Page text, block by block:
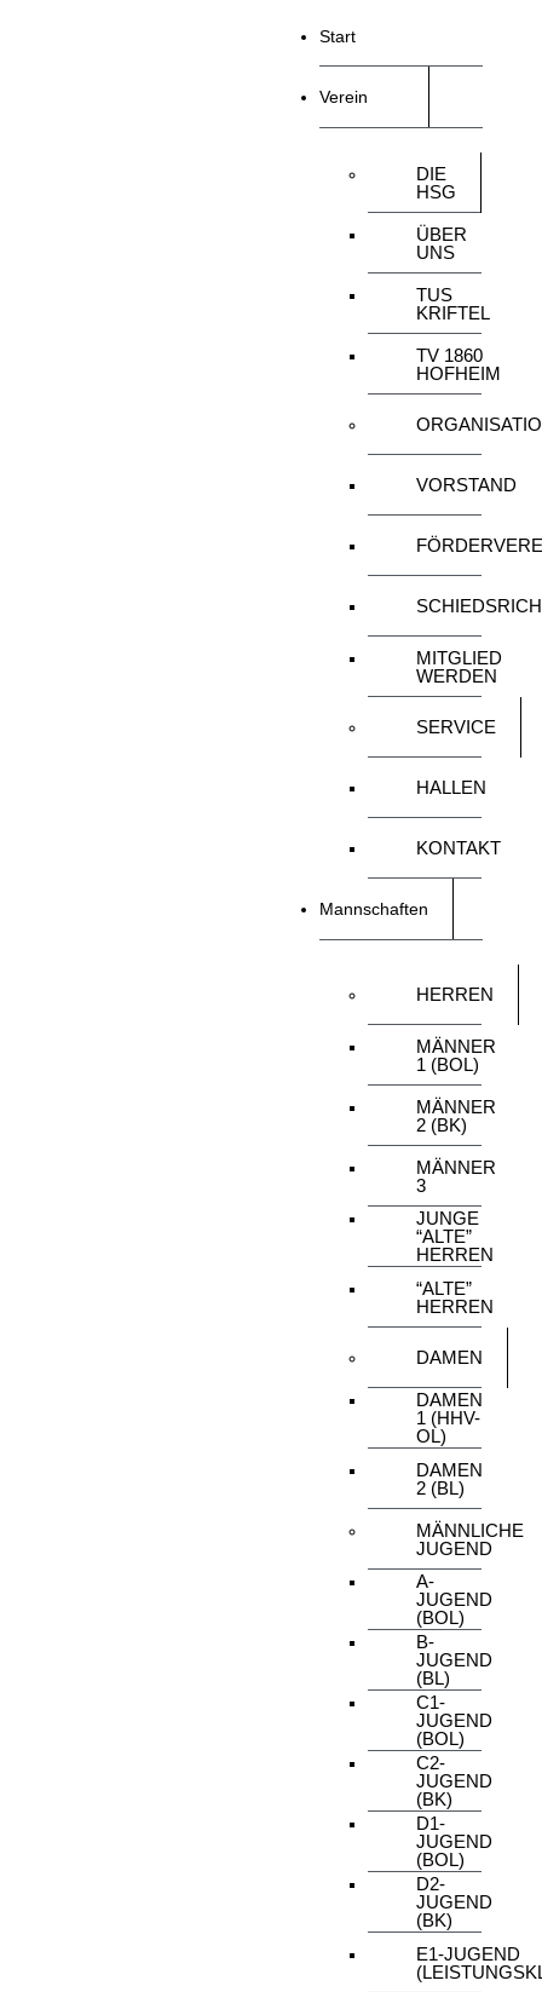
Start
Verein
DIE
HSG
ÜBER
UNS
TUS
KRIFTEL
TV 1860
HOFHEIM
VORSTAND
MITGLIED
WERDEN
SERVICE
HALLEN
KONTAKT
Mannschaften
HERREN
MÄNNER
1 (BOL)
MÄNNER
2 (BK)
MÄNNER
3
JUNGE
“ALTE”
HERREN
“ALTE”
HERREN
DAMEN
DAMEN
1 (HHV-
OL)
DAMEN
2 (BL)
MÄNNLICHE
JUGEND
A-
JUGEND
(BOL)
B-
JUGEND
(BL)
C1-
JUGEND
(BOL)
C2-
JUGEND
(BK)
D1-
JUGEND
(BOL)
D2-
JUGEND
(BK)
E1-JUGEND